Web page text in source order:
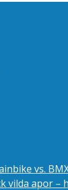
vs.
vilda apor –